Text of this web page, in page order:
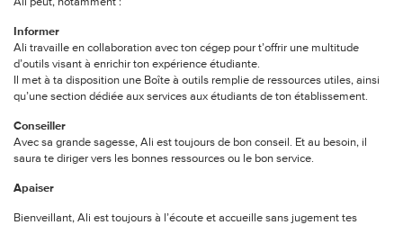
Informer
Ali travaille en collaboration avec ton cégep pour t’offrir une multitude
d’outils visant à enrichir ton expérience étudiante.
Il met à ta disposition une Boîte à outils remplie de ressources utiles, ainsi
qu’une section dédiée aux services aux étudiants de ton établissement.
Conseiller
Avec sa grande sagesse, Ali est toujours de bon conseil. Et au besoin, il
saura te diriger vers les bonnes ressources ou le bon service.
Apaiser
Bienveillant, Ali est toujours à l’écoute et accueille sans jugement tes